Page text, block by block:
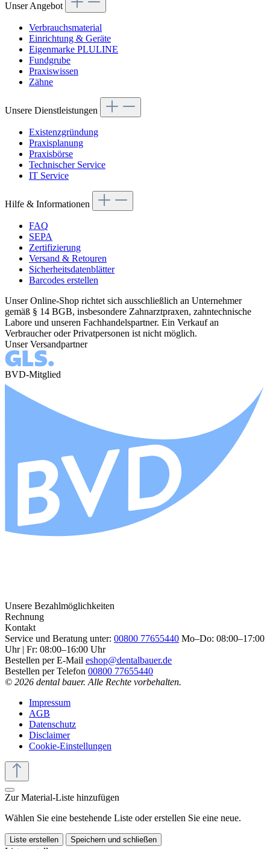
Unser Angebot
Verbrauchsmaterial
Einrichtung & Geräte
Eigenmarke PLULINE
Fundgrube
Praxiswissen
Zähne
Unsere Dienstleistungen
Existenzgründung
Praxisplanung
Praxisbörse
Technischer Service
IT Service
Hilfe & Informationen
FAQ
SEPA
Zertifizierung
Versand & Retouren
Sicherheitsdatenblätter
Barcodes erstellen
Unser Online-Shop richtet sich ausschließlich an Unternehmer
gemäß § 14 BGB, insbesondere Zahnarztpraxen, zahntechnische
Labore und unseren Fachhandelspartner. Ein Verkauf an
Verbraucher oder Privatpersonen ist nicht möglich.
Unser Versandpartner
BVD-Mitglied
Unsere Bezahlmöglichkeiten
Rechnung
Kontakt
Service und Beratung unter: 00800 77655440 Mo–Do: 08:00–17:00
Uhr | Fr: 08:00–16:00 Uhr
Bestellen per E-Mail eshop@dentalbauer.de
Bestellen per Telefon 00800 77655440
© 2026 dental bauer. Alle Rechte vorbehalten.
Impressum
AGB
Datenschutz
Disclaimer
Cookie-Einstellungen
Zur Material-Liste hinzufügen
Wählen Sie eine bestehende Liste oder erstellen Sie eine neue.
Liste erstellen Speichern und schließen